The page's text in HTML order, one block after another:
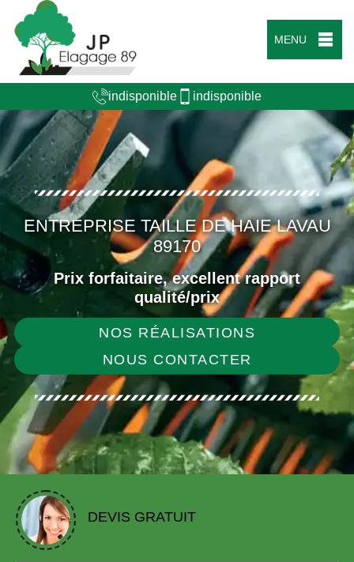
MENU
indisponible indisponible
ENTREPRISE TAILLE DE HAIE LAVAU
89170
Prix forfaitaire, excellent rapport
qualité/prix
NOS RÉALISATIONS
NOUS CONTACTER
DEVIS GRATUIT